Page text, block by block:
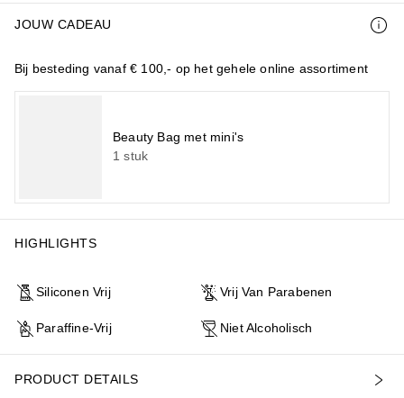
JOUW CADEAU
Bij besteding vanaf € 100,- op het gehele online assortiment
Beauty Bag met mini's
1 stuk
HIGHLIGHTS
Siliconen Vrij Vrij Van Parabenen
Paraffine-Vrij Niet Alcoholisch
PRODUCT DETAILS